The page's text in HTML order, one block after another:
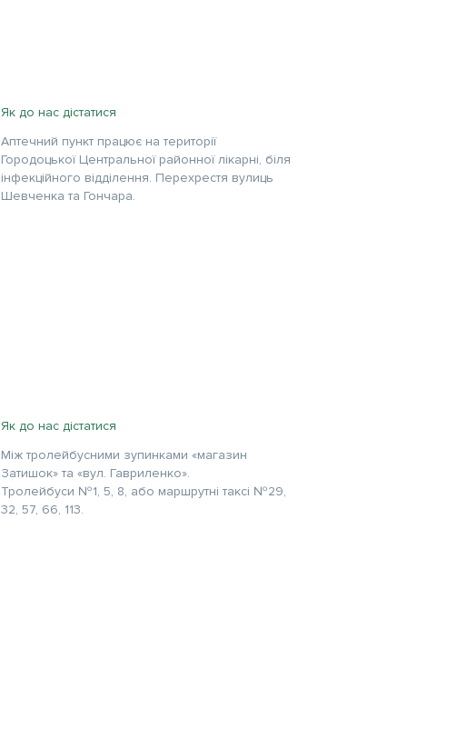
Як до нас дістатися
Аптечний пункт працює на території
Городоцької Центральної районної лікарні, біля
інфекційного відділення. Перехрестя вулиць
Шевченка та Гончара.
Як до нас дістатися
Між тролейбусними зупинками «магазин
Затишок» та «вул. Гавриленко».
Тролейбуси №1, 5, 8, або маршрутні таксі №29,
32, 57, 66, 113.